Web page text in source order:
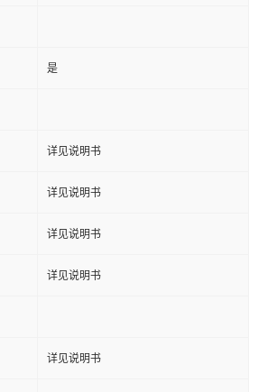
是
详见说明书
详见说明书
详见说明书
详见说明书
详见说明书